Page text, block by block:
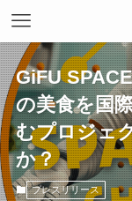
GiFU
の美食を国
むプロジェ
か？
プレスリリース